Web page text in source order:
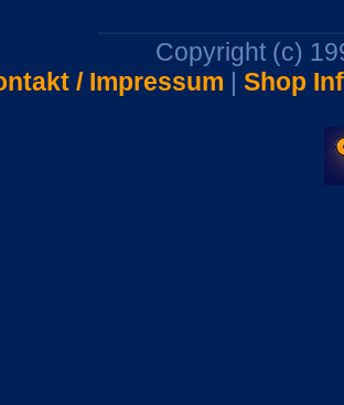
Copyright (c)
/ Impressum | Shop